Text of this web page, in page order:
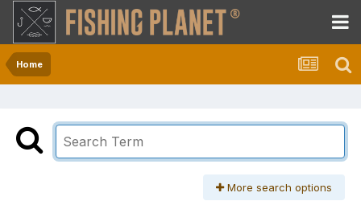
Home
More search options